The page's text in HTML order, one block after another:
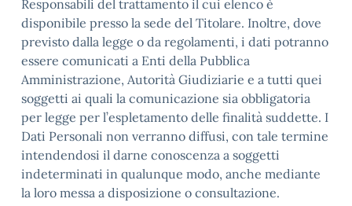
Responsabili del trattamento il cui elenco è
disponibile presso la sede del Titolare. Inoltre, dove
previsto dalla legge o da regolamenti, i dati potranno
essere comunicati a Enti della Pubblica
Amministrazione, Autorità Giudiziarie e a tutti quei
soggetti ai quali la comunicazione sia obbligatoria
per legge per l’espletamento delle finalità suddette. I
Dati Personali non verranno diffusi, con tale termine
intendendosi il darne conoscenza a soggetti
indeterminati in qualunque modo, anche mediante
la loro messa a disposizione o consultazione.